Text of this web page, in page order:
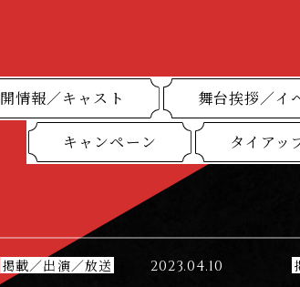
情報／キャスト 舞台挨拶／イ
キャンペーン タイアッ
掲載／出演／放送 2023.04.10